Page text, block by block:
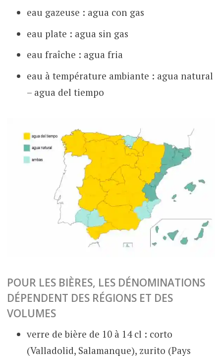
eau gazeuse : agua con gas
eau plate : agua sin gas
eau fraîche : agua fria
eau à température ambiante : agua natural
– agua del tiempo
POUR LES BIÈRES, LES DÉNOMINATIONS
DÉPENDENT DES RÉGIONS ET DES
VOLUMES
verre de bière de 10 à 14 cl : corto
(Valladolid, Salamanque), zurito (Pays